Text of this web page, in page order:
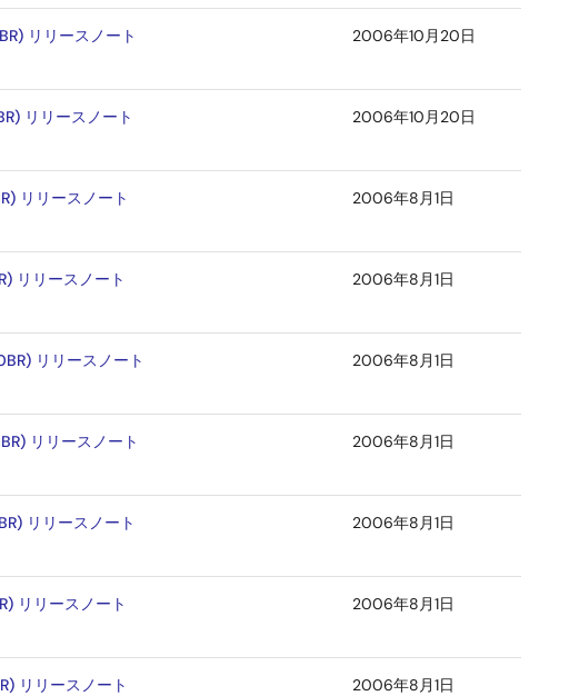
リリースノート
2006年10月20日
リリースノート
2006年10月20日
リリースノート
2006年8月1日
リリースノート
2006年8月1日
リリースノート
2006年8月1日
リリースノート
2006年8月1日
リリースノート
2006年8月1日
リリースノート
2006年8月1日
リリースノート
2006年8月1日